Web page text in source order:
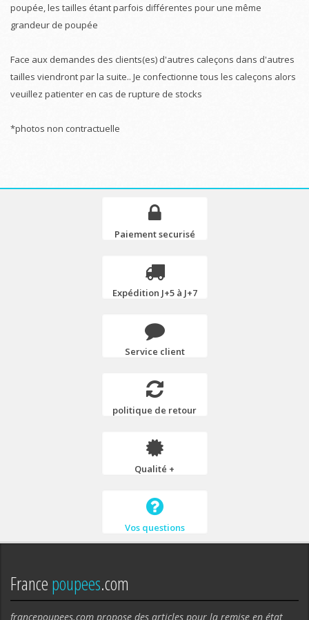
poupée, les tailles étant parfois différentes pour une même
grandeur de poupée
Face aux demandes des clients(es) d'autres caleçons dans d'autres
tailles viendront par la suite.. Je confectionne tous les caleçons alors
veuillez patienter en cas de rupture de stocks
*photos non contractuelle
Paiement securisé
Expédition J+5 à J+7
Service client
politique de retour
Qualité +
Vos questions
Francepoupees.com
francepoupees.com propose des articles pour la remise en état